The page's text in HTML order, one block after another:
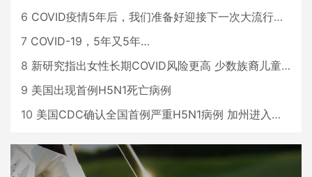
6 COVID疫情5年后，我们准备好迎接下一次大流行了吗？
7 COVID-19，5年又5年…
8 新研究指出女性长期COVID风险更高 少数族裔儿童存在差异
9 美国出现首例H5N1死亡病例
10 美国CDC确认全国首例严重H5N1病例 加州进入紧急状态